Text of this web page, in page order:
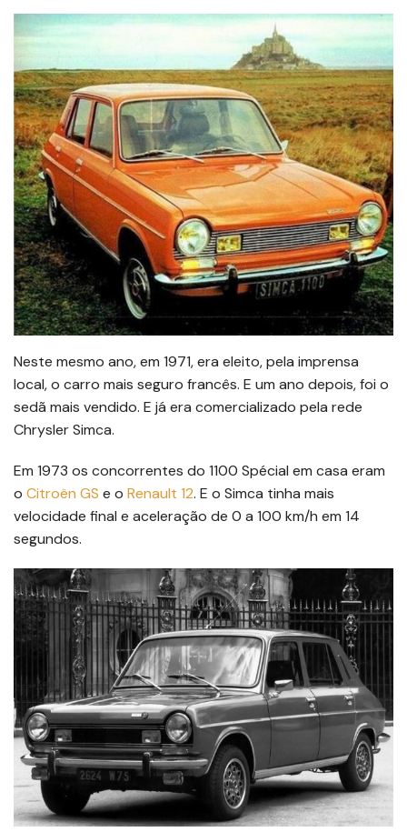
Neste mesmo ano, em 1971, era eleito, pela imprensa
local, o carro mais seguro francês. E um ano depois, foi o
sedã mais vendido. E já era comercializado pela rede
Chrysler Simca.
Em 1973 os concorrentes do 1100 Spécial em casa eram
o Citroën GS e o Renault 12. E o Simca tinha mais
velocidade final e aceleração de 0 a 100 km/h em 14
segundos.